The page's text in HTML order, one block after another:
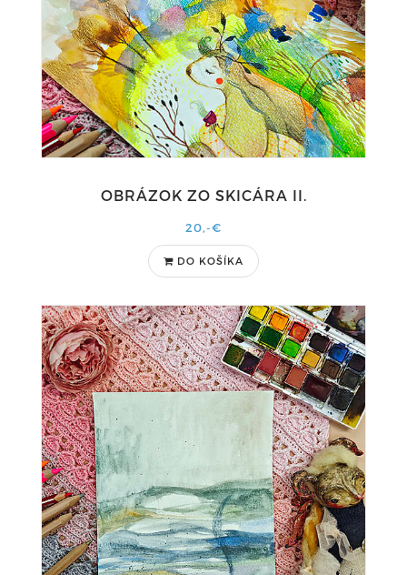
OBRÁZOK ZO SKICÁRA II.
20,-€
DO KOŠÍKA